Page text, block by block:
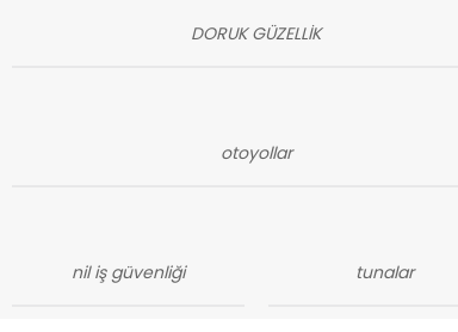
DORUK GÜZELLİK
otoyollar
nil iş güvenliği tunalar